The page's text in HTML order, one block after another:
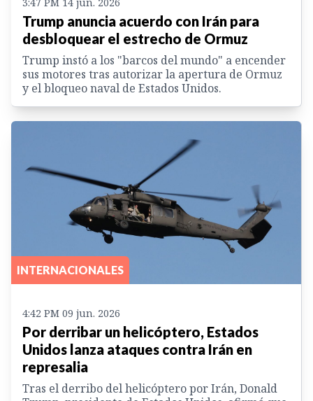
Trump anuncia acuerdo con Irán para
desbloquear el estrecho de Ormuz
Trump instó a los "barcos del mundo" a encender
sus motores tras autorizar la apertura de Ormuz
y el bloqueo naval de Estados Unidos.
INTERNACIONALES
4:42 PM 09 jun. 2026
Por derribar un helicóptero, Estados
Unidos lanza ataques contra Irán en
represalia
Tras el derribo del helicóptero por Irán, Donald